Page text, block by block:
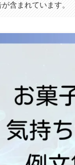
含まれています。